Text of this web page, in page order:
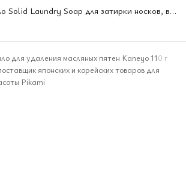
Хозяйственное мыло Solid Laundry Soap для затирки носков, воротников и манжет, 2х120 г (260167)